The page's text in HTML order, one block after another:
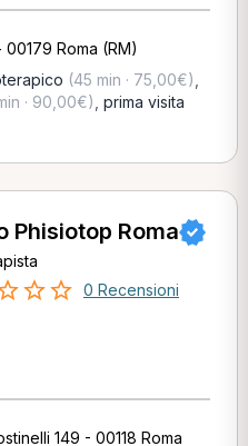
Roma (RM)
(45 min · 75,00€)
· 90,00€) prima visita
Phisiotop Roma
0 Recensioni
149 - 00118 Roma